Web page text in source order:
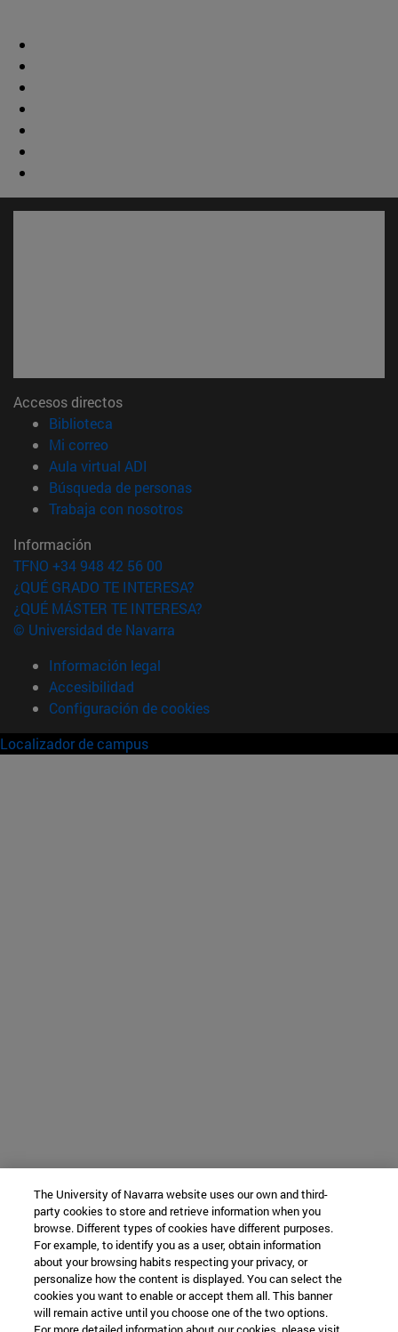
Accesos directos
Biblioteca
Mi correo(abre en nueva ventana)
Aula virtual ADI
Búsqueda de personas(abre en nueva ventana)
Trabaja con nosotros(abre en nueva ventana)
Información
TFNO +34 948 42 56 00
¿QUÉ GRADO TE INTERESA?
¿QUÉ MÁSTER TE INTERESA?
© Universidad de Navarra
Información legal
Accesibilidad
Configuración de cookies
Localizador de campus
The University of Navarra website uses our own and third-
party cookies to store and retrieve information when you
browse. Different types of cookies have different purposes.
For example, to identify you as a user, obtain information
about your browsing habits respecting your privacy, or
personalize how the content is displayed. You can select the
cookies you want to enable or accept them all. This banner
will remain active until you choose one of the two options.